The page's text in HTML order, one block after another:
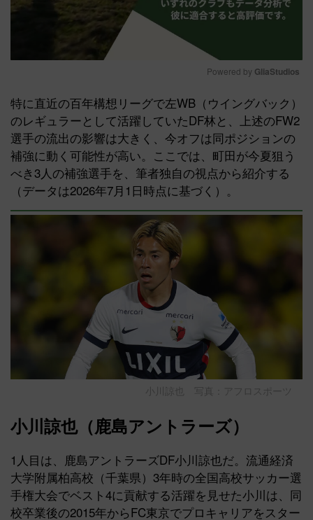
Mute
Powered by GliaStudios
特に直近の百年構想リーグで左WB（ウイングバック）
のレギュラーとして活躍していたDF林と、上述のFW2
選手の流出の影響は大きく、今オフは同ポジションの
補強に動く可能性が高い。ここでは、町田が今夏狙う
べき3人の補強選手を、筆者独自の視点から紹介する
（データは2026年7月1日時点に基づく）。
小川諒也 写真：アフロスポーツ
小川諒也（鹿島アントラーズ）
1人目は、鹿島アントラーズDF小川諒也だ。流通経済
大学附属柏高校（千葉県）3年時の全国高校サッカー選
手権大会でベスト4に貢献する活躍を見せた小川は、同
校卒業後の2015年からFC東京でプロキャリアをスター